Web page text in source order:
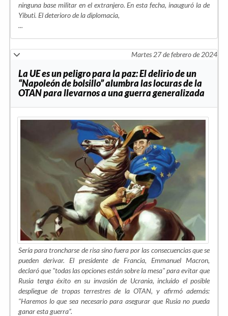
ninguna base militar en el extranjero. En esta fecha, inauguró la de
Yibuti. El deterioro de la diplomacia,
...
Martes 27 de febrero de 2024
La UE es un peligro para la paz: El delirio de un
“Napoleón de bolsillo” alumbra las locuras de la
OTAN para llevarnos a una guerra generalizada
Sería para troncharse de risa sino fuera por las consecuencias que se
pueden derivar. El presidente de Francia, Emmanuel Macron,
declaró que "todas las opciones están sobre la mesa" para evitar que
Rusia tenga éxito en su invasión de Ucrania, incluido el posible
despliegue de tropas terrestres de la OTAN, y afirmó además:
"Haremos lo que sea necesario para asegurar que Rusia no pueda
ganar esta guerra”.